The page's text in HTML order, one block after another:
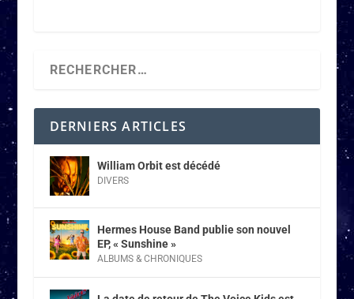
DERNIERS ARTICLES
William Orbit est décédé
DIVERS
Hermes House Band publie son nouvel
EP, « Sunshine »
ALBUMS & CHRONIQUES